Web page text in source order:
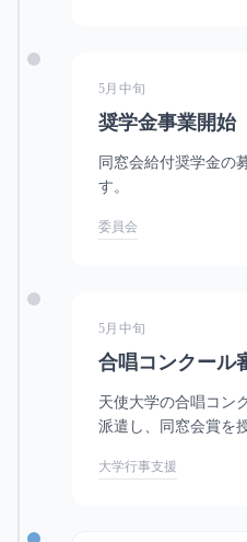
5月中旬
奨学金事業開始
同窓会給付奨学金の
す。
委員会
5月中旬
合唱コンクール
天使大学の合唱コン
派遣し、同窓会賞を
大学行事支援